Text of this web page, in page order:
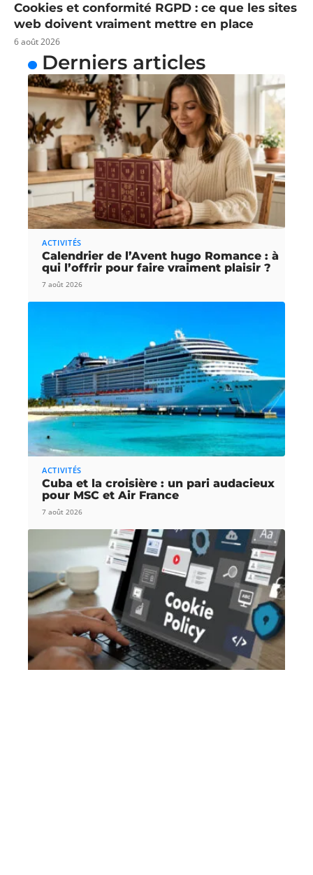
Cookies et conformité RGPD : ce que les sites
web doivent vraiment mettre en place
6 août 2026
Derniers articles
ACTIVITÉS
Calendrier de l’Avent hugo Romance : à
qui l’offrir pour faire vraiment plaisir ?
7 août 2026
ACTIVITÉS
Cuba et la croisière : un pari audacieux
pour MSC et Air France
7 août 2026